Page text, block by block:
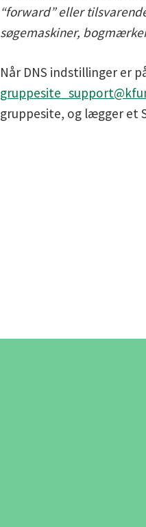
“forward” eller
søgemaskiner,
Når DNS indstillinger er
gruppesite, og lægger et